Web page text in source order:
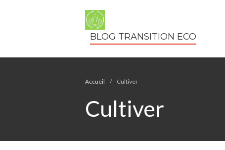
BLOG TRANSITION ECO
Accueil / Cultiver
Cultiver